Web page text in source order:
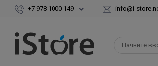
+7 978 1000 149 info@i-